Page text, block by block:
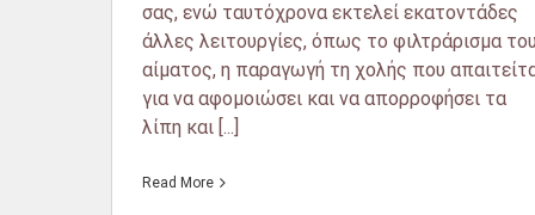
σας, ενώ ταυτόχρονα εκτελεί εκατοντάδες
άλλες λειτουργίες, όπως το φιλτράρισμα του
αίματος, η παραγωγή τη χολής που
για να αφομοιώσει και να απορροφήσει τα
λίπη και [...]
Read More